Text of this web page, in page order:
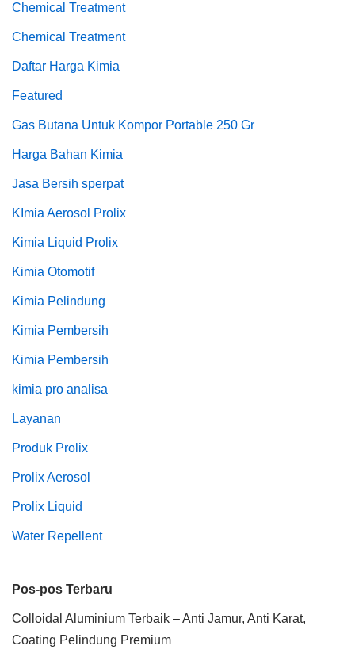
Chemical Treatment
Chemical Treatment
Daftar Harga Kimia
Featured
Gas Butana Untuk Kompor Portable 250 Gr
Harga Bahan Kimia
Jasa Bersih sperpat
KImia Aerosol Prolix
Kimia Liquid Prolix
Kimia Otomotif
Kimia Pelindung
Kimia Pembersih
Kimia Pembersih
kimia pro analisa
Layanan
Produk Prolix
Prolix Aerosol
Prolix Liquid
Water Repellent
Pos-pos Terbaru
Colloidal Aluminium Terbaik – Anti Jamur, Anti Karat,
Coating Pelindung Premium